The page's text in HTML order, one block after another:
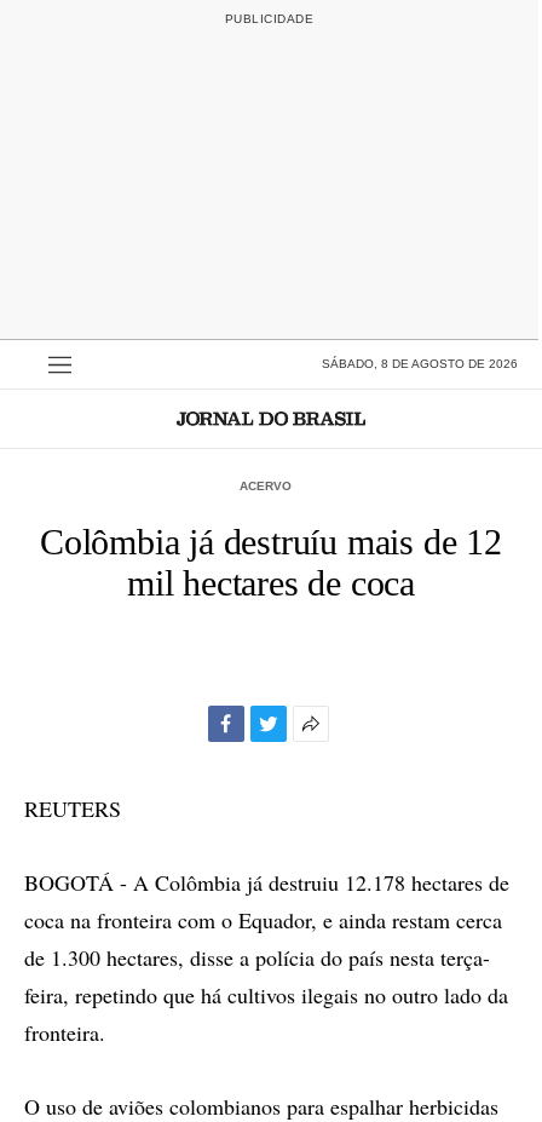
SÁBADO, 8 DE AGOSTO DE 2026
ACERVO
Colômbia já destruíu mais de 12
mil hectares de coca
REUTERS
BOGOTÁ - A Colômbia já destruiu 12.178 hectares de
coca na fronteira com o Equador, e ainda restam cerca
de 1.300 hectares, disse a polícia do país nesta terça-
feira, repetindo que há cultivos ilegais no outro lado da
fronteira.
O uso de aviões colombianos para espalhar herbicidas